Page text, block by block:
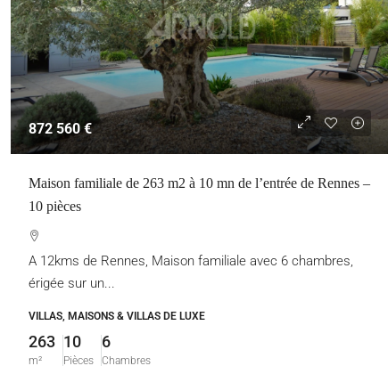
872 560 €
Maison familiale de 263 m2 à 10 mn de l’entrée de Rennes –
10 pièces
A 12kms de Rennes, Maison familiale avec 6 chambres,
érigée sur un...
VILLAS, MAISONS & VILLAS DE LUXE
263
m²
10
Pièces
6
Chambres